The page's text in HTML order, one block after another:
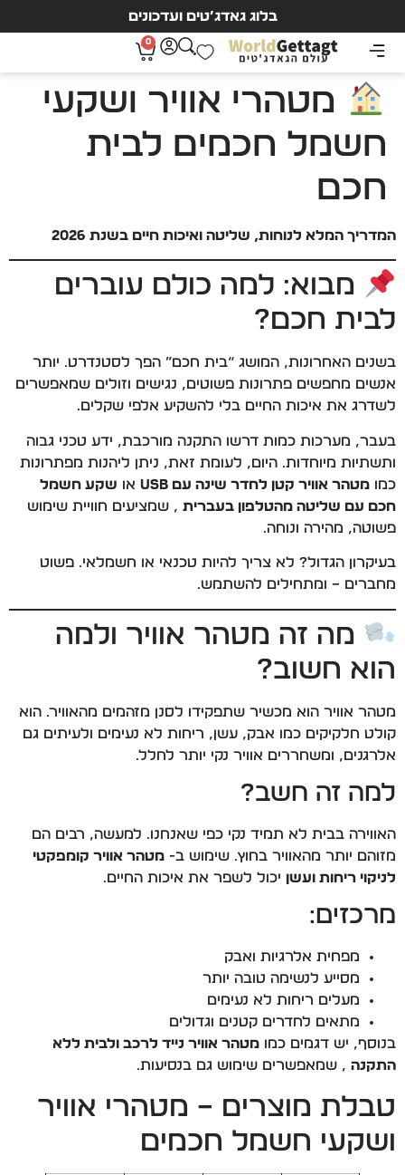
בלוג גאדג’טים ועדכונים
0
מטהרי אוויר ושקעי
חשמל חכמים לבית
חכם
המדריך המלא לנוחות, שליטה ואיכות חיים בשנת 2026
מבוא: למה כולם עוברים
לבית חכם?
בשנים האחרונות, המושג “בית חכם” הפך לסטנדרט. יותר
אנשים מחפשים פתרונות פשוטים, נגישים וזולים שמאפשרים
לשדרג את איכות החיים בלי להשקיע אלפי שקלים.
בעבר, מערכות כמות דרשו התקנה מורכבת, ידע טכני גבוה
ותשתיות מיוחדות. היום, לעומת זאת, ניתן ליהנות מפתרונות
כמו מטהר אוויר קטן לחדר שינה עם USB או שקע חשמל
חכם עם שליטה מהטלפון בעברית , שמציעים חוויית שימוש
פשוטה, מהירה ונוחה.
בעיקרון הגדול? לא צריך להיות טכנאי או חשמלאי. פשוט
מחברים – ומתחילים להשתמש.
מה זה מטהר אוויר ולמה
הוא חשוב?
מטהר אוויר הוא מכשיר שתפקידו לסנן מזהמים מהאוויר. הוא
קולט חלקיקים כמו אבק, עשן, ריחות לא נעימים ולעיתים גם
אלרגנים, ומשחררים אוויר נקי יותר לחלל.
למה זה חשב?
האווירה בבית לא תמיד נקי כפי שאנחנו. למעשה, רבים הם
מזוהם יותר מהאוויר בחוץ. שימוש ב- מטהר אוויר קומפקטי
לניקוי ריחות ועשן יכול לשפר את איכות החיים.
מרכזים:
מפחית אלרגיות ואבק
מסייע לנשימה טובה יותר
מעלים ריחות לא נעימים
מתאים לחדרים קטנים וגדולים
בנוסף, יש דגמים כמו מטהר אוויר נייד לרכב ולבית ללא
התקנה , שמאפשרים שימוש גם בנסיעות.
טבלת מוצרים – מטהרי אוויר
ושקעי חשמל חכמים